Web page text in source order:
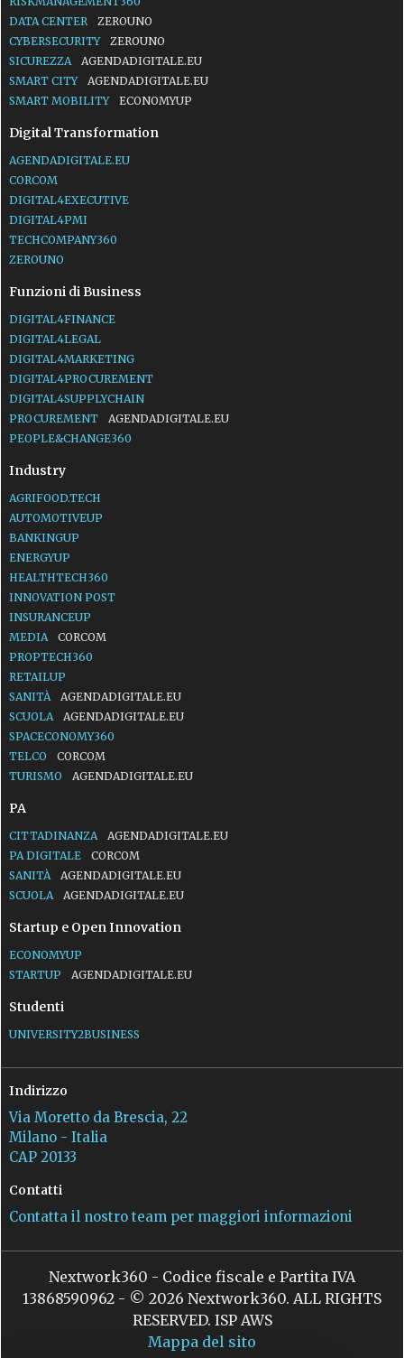
DATA CENTER
ZEROUNO
CYBERSECURITY
ZEROUNO
SICUREZZA
AGENDADIGITALE.EU
SMART CITY
AGENDADIGITALE.EU
SMART MOBILITY
ECONOMYUP
Digital Transformation
AGENDADIGITALE.EU
CORCOM
DIGITAL4EXECUTIVE
DIGITAL4PMI
TECHCOMPANY360
ZEROUNO
Funzioni di Business
DIGITAL4FINANCE
DIGITAL4LEGAL
DIGITAL4MARKETING
DIGITAL4PROCUREMENT
DIGITAL4SUPPLYCHAIN
PROCUREMENT
AGENDADIGITALE.EU
PEOPLE&CHANGE360
Industry
AGRIFOOD.TECH
AUTOMOTIVEUP
BANKINGUP
ENERGYUP
HEALTHTECH360
INNOVATION POST
INSURANCEUP
MEDIA
CORCOM
PROPTECH360
RETAILUP
SANITÀ
AGENDADIGITALE.EU
SCUOLA
AGENDADIGITALE.EU
SPACECONOMY360
TELCO
CORCOM
TURISMO
AGENDADIGITALE.EU
PA
CITTADINANZA
AGENDADIGITALE.EU
PA DIGITALE
CORCOM
SANITÀ
AGENDADIGITALE.EU
SCUOLA
AGENDADIGITALE.EU
Startup e Open Innovation
ECONOMYUP
STARTUP
AGENDADIGITALE.EU
Studenti
UNIVERSITY2BUSINESS
Indirizzo
Via Moretto da Brescia, 22
Milano - Italia
CAP 20133
Contatti
Contatta il nostro team per maggiori informazioni
Nextwork360 - Codice fiscale e Partita IVA
13868590962 - © 2026 Nextwork360. ALL RIGHTS
RESERVED. ISP AWS
Mappa del sito